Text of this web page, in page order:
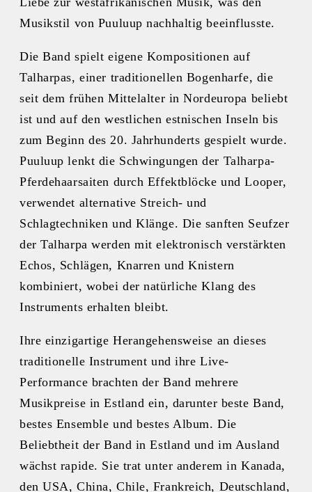
Musikstil von Puuluup nachhaltig beeinflusste.
Die Band spielt eigene Kompositionen auf
Talharpas, einer traditionellen Bogenharfe, die
seit dem frühen Mittelalter in Nordeuropa beliebt
ist und auf den westlichen estnischen Inseln bis
zum Beginn des 20. Jahrhunderts gespielt wurde.
Puuluup lenkt die Schwingungen der Talharpa-
Pferdehaarsaiten durch Effektblöcke und Looper,
verwendet alternative Streich- und
Schlagtechniken und Klänge. Die sanften Seufzer
der Talharpa werden mit elektronisch verstärkten
Echos, Schlägen, Knarren und Knistern
kombiniert, wobei der natürliche Klang des
Instruments erhalten bleibt.
Ihre einzigartige Herangehensweise an dieses
traditionelle Instrument und ihre Live-
Performance brachten der Band mehrere
Musikpreise in Estland ein, darunter beste Band,
bestes Ensemble und bestes Album. Die
Beliebtheit der Band in Estland und im Ausland
wächst rapide. Sie trat unter anderem in Kanada,
den USA, China, Chile, Frankreich, Deutschland,